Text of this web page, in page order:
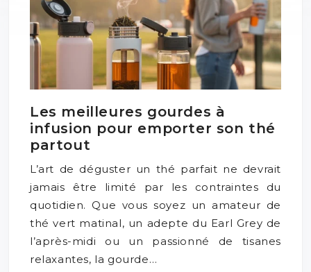
Les meilleures gourdes à
infusion pour emporter son thé
partout
L’art de déguster un thé parfait ne devrait
jamais être limité par les contraintes du
quotidien. Que vous soyez un amateur de
thé vert matinal, un adepte du Earl Grey de
l’après-midi ou un passionné de tisanes
relaxantes, la gourde…